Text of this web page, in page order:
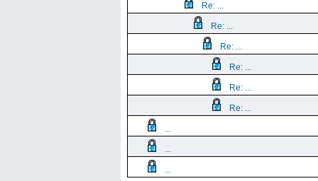
Re: ...
Re: ...
Re: ...
Re: ...
Re: ...
Re: ...
...
...
...